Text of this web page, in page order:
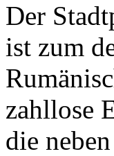
Der
ist zum
zahllose
die